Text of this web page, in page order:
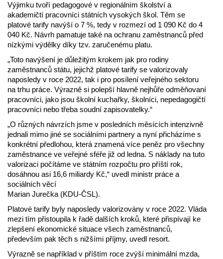
Výjimku tvoří pedagogové v regionálním školství a
akademičtí pracovníci státních vysokých škol. Těm se
platové tarify navýší o 7 %, tedy v rozmezí od 1 090 Kč do 4
040 Kč. Návrh pamatuje také na ochranu zaměstnanců před
nízkými výdělky díky tzv. zaručenému platu.
„Toto navýšení je důležitým krokem jak pro rodiny
zaměstnanců státu, jejichž platové tarify se valorizovaly
naposledy v roce 2022, tak i pro posílení veřejného sektoru
na trhu práce. Výrazně si polepší hlavně nejhůře odměňovaní
pracovníci, jako jsou školní kuchařky, školníci, nepedagogičtí
pracovníci nebo třeba soudní zapisovatelky.“
„O různých návrzích jsme v posledních měsících intenzivně
jednali mimo jiné se sociálními partnery a nyní přicházíme s
konkrétní předlohou, která znamená více peněz pro všechny
zaměstnance ve veřejné sféře již od ledna. S náklady na tuto
valorizaci počítáme ve státním rozpočtu pro příští rok,
dosáhnou asi 16,6 miliardy Kč,“ uvedl ministr práce a
sociálních věcí
Marian Jurečka (KDU-ČSL).
Platové tarify byly naposledy valorizovány v roce 2022. Vláda
mezi tím přistoupila k řadě dalších kroků, které přispívají ke
zlepšení ekonomické situace všech zaměstnanců,
především pak těch s nižšími příjmy, uvedl resort.
Výrazně se například v příštím roce zvýší minimální mzda,